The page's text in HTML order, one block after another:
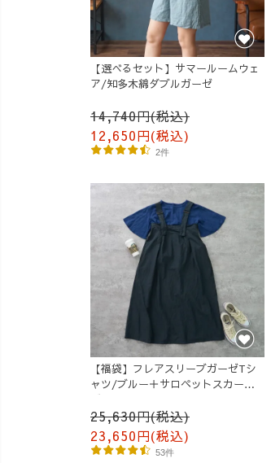
【選べるセット】サマールームウェ
ア/知多木綿ダブルガーゼ
14,740円(税込)
12,650円(税込)
2件
【福袋】フレアスリーブガーゼTシ
ャツ/ブルー＋サロペットスカート/
ブラック
25,630円(税込)
23,650円(税込)
53件